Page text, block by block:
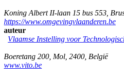
Koning Albert II-laan 15 bus 553
https://www.omgevingvlaanderen.be
auteur
Vlaamse Instelling voor
Boeretang 200 Mol 2400 België
www.vito.be